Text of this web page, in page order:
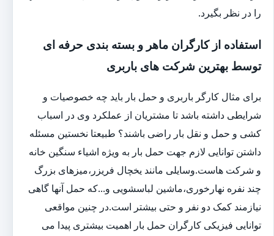
را در نظر بگیرد.
استفاده از کارگران ماهر و بسته بندی حرفه ای
توسط بهترین شرکت های باربری
برای مثال کارگر باربری و حمل بار باید چه خصوصیات و
شرایطی داشته باشد تا مشتریان از عملکرد وی در اسباب
کشی و حمل و نقل بار راضی باشند؟ طبیعتا نخستین مسئله
داشتن توانایی لازم جهت حمل بار به ویژه اشیاء سنگین خانه
و شرکت هاست.وسایلی مانند یخچال فریزر،میزهای بزرگ
چند نفره نهارخوری،ماشین لباسشویی و...که حمل آنها گاهی
نیازمند کمک دو نفر و حتی بیشتر است.در چنین مواقعی
توانایی فیزیکی کارگران حمل بار اهمیت بیشتری پیدا می